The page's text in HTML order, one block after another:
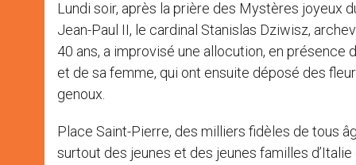
Lundi soir, après la prière des Mystères joyeux
Jean-Paul II, le cardinal Stanislas Dziwisz,
40 ans, a improvisé une allocution, en présence
et de sa femme, qui ont ensuite déposé des
genoux.
Place Saint-Pierre, des milliers fidèles de tous
surtout des jeunes et des jeunes familles